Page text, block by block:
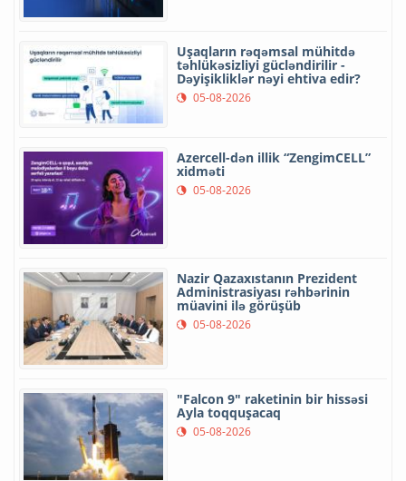
Uşaqların rəqəmsal mühitdə
təhlükəsizliyi gücləndirilir -
Dəyişikliklər nəyi ehtiva edir?
05-08-2026
Azercell-dən illik “ZengimCELL”
xidməti
05-08-2026
Nazir Qazaxıstanın Prezident
Administrasiyası rəhbərinin
müavini ilə görüşüb
05-08-2026
"Falcon 9" raketinin bir hissəsi
Ayla toqquşacaq
05-08-2026